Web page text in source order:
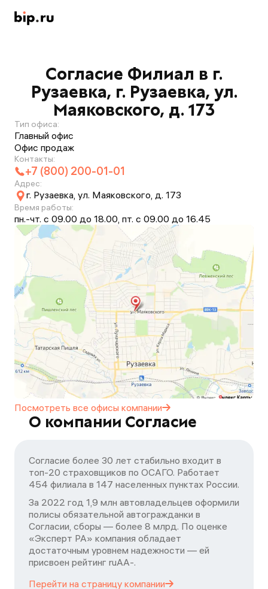
Согласие Филиал в г.
Рузаевка, г. Рузаевка, ул.
Маяковского, д. 173
Тип офиса:
Главный офис
Офис продаж
Контакты:
+7 (800) 200-01-01
Адрес:
г. Рузаевка, ул. Маяковского, д. 173
Время работы:
пн.-чт. с 09.00 до 18.00, пт. с 09.00 до 16.45
Посмотреть все офисы компании
О компании Согласие
Согласие более 30 лет стабильно входит в
топ-20 страховщиков по ОСАГО. Работает
454 филиала в 147 населенных пунктах России.
За 2022 год 1,9 млн автовладельцев оформили
полисы обязательной автогражданки в
Согласии, сборы — более 8 млрд. По оценке
«Эксперт РА» компания обладает
достаточным уровнем надежности — ей
присвоен рейтинг ruАА-.
Перейти на страницу компании